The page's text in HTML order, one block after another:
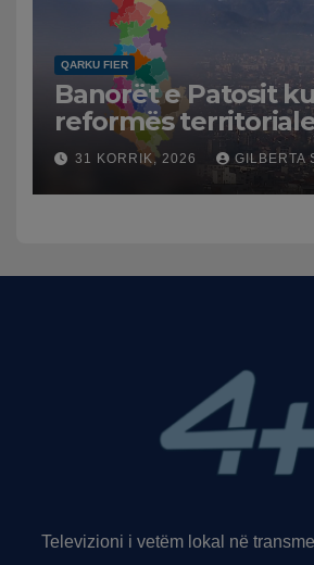
QARKU FIER
Banorët e Patosit
reformës
humbasim
qytetit
31 KORRIK, 2026 GILBERTA
Televizioni i vetëm lokal në